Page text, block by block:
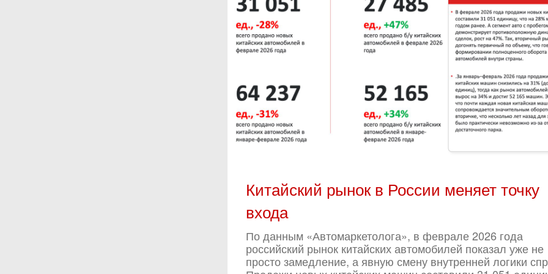
Китайский рынок в России меняет точку
входа
По данным «Автомаркетолога», в феврале 2026 года
российский рынок китайских автомобилей показал уже не
просто замедление, а явную смену внутренней логики